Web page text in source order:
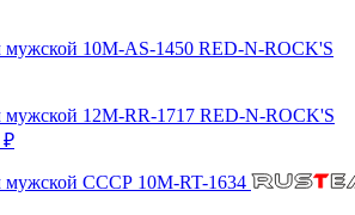
10M-AS-1450 RED-N-ROCK'S
12M-RR-1717 RED-N-ROCK'S
₽
СССР 10M-RT-1634